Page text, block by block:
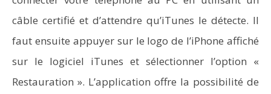
câble certifié et d’attendre qu’iTunes le détecte. Il
faut ensuite appuyer sur le logo de l’iPhone affiché
sur le logiciel iTunes et sélectionner l’option «
Restauration ». L’application offre la possibilité de